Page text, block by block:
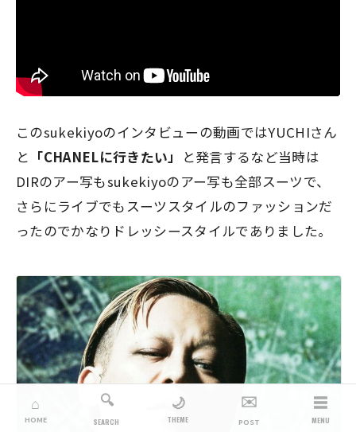
このsukekiyoのインタビューの動画ではYUCHIさん
と 「CHANELに行きたい」
と発言するなど当時は
DIRのアー写もsukekiyoのアー写も全部スーツで、
さらにライブでもスーツスタイルのファッションだ
ったのでかなりドレッシースタイルでありました。
⌂
HOME
🔍
SEARCH
🌙
THEME
✉️
POST
☰
MENU